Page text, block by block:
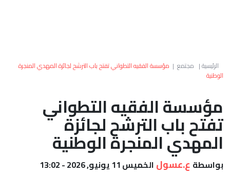
العالم
الصحراء
الرئيسية| مجتمع | مؤسسة الفقيه التطواني تفتح باب الترشح لجائزة المهدي المنجرة
الوطنية
مؤسسة الفقيه التطواني
تفتح باب الترشح لجائزة
المهدي المنجرة الوطنية
بواسطة ع.عسول الخميس 11 يونيو, 2026 - 13:02